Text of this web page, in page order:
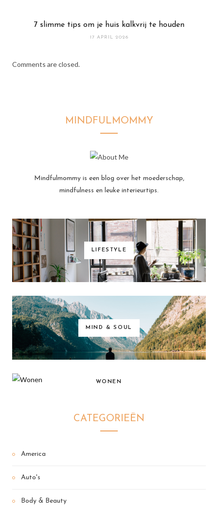
7 slimme tips om je huis kalkvrij te houden
17 APRIL 2026
Comments are closed.
MINDFULMOMMY
Mindfulmommy is een blog over het moederschap,
mindfulness en leuke interieurtips.
LIFESTYLE
MIND & SOUL
WONEN
CATEGORIEËN
America
Auto's
Body & Beauty